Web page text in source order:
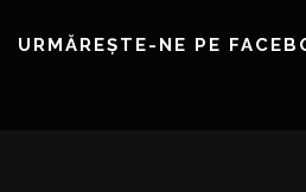
URMĂREȘTE-NE PE